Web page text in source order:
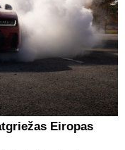
Eiropas